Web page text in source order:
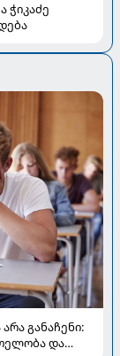
ჭიკაძე
განაჩენი:
და